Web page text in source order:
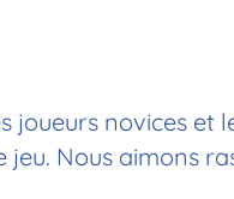
joueurs novices et
Nous aimons